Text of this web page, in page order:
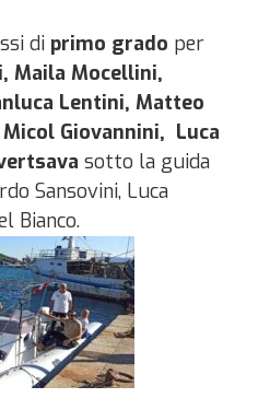
di primo grado per
Maila Mocellini,
Lentini, Matteo
Giovannini, Luca
sotto la guida
Sansovini, Luca
Bianco.